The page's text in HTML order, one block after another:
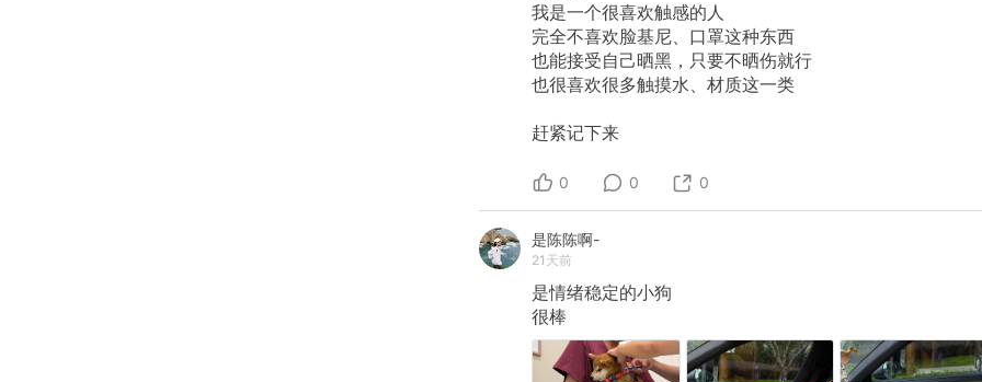
我是一个很喜欢触感的人
完全不喜欢脸基尼、口罩这种东西
也能接受自己晒黑，只要不晒伤就行
也很喜欢很多触摸水、材质这一类
赶紧记下来
0 0 0
是陈陈啊-
21天前
是情绪稳定的小狗
很棒